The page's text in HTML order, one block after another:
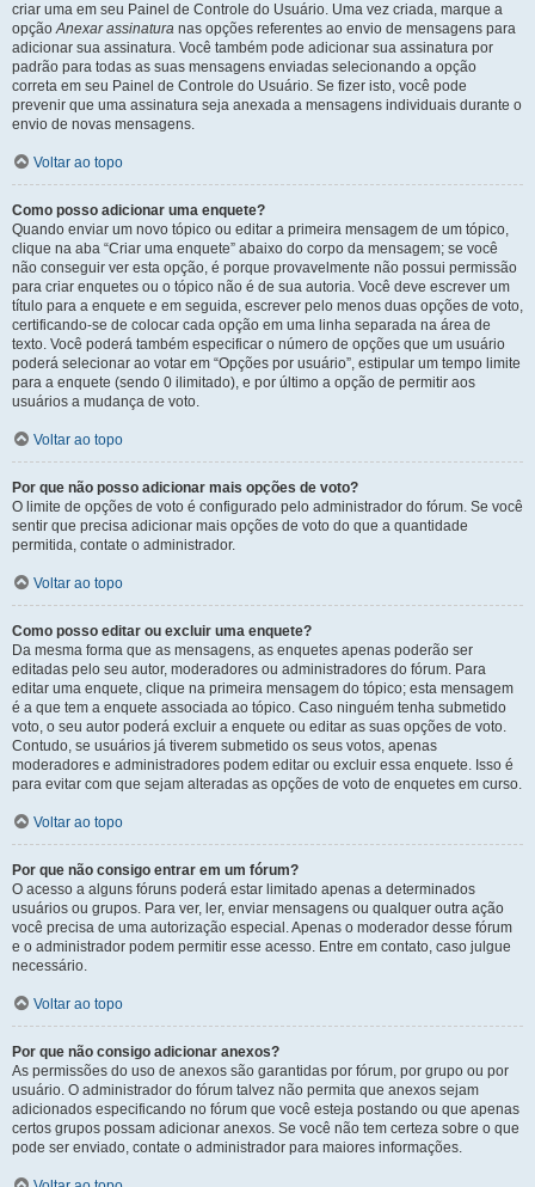
criar uma em seu Painel de Controle do Usuário. Uma vez criada, marque a
opçãoAnexar assinatura nas opções referentes ao envio de mensagens para
adicionar sua assinatura. Você também pode adicionar sua assinatura por
padrão para todas as suas mensagens enviadas selecionando a opção
correta em seu Painel de Controle do Usuário. Se fizer isto, você pode
prevenir que uma assinatura seja anexada a mensagens individuais durante o
envio de novas mensagens.
Voltar ao topo
Como posso adicionar uma enquete?
Quando enviar um novo tópico ou editar a primeira mensagem de um tópico,
clique na aba “Criar uma enquete” abaixo do corpo da mensagem; se você
não conseguir ver esta opção, é porque provavelmente não possui permissão
para criar enquetes ou o tópico não é de sua autoria. Você deve escrever um
título para a enquete e em seguida, escrever pelo menos duas opções de voto,
certificando-se de colocar cada opção em uma linha separada na área de
texto. Você poderá também especificar o número de opções que um usuário
poderá selecionar ao votar em “Opções por usuário”, estipular um tempo limite
para a enquete (sendo 0 ilimitado), e por último a opção de permitir aos
usuários a mudança de voto.
Voltar ao topo
Por que não posso adicionar mais opções de voto?
O limite de opções de voto é configurado pelo administrador do fórum. Se você
sentir que precisa adicionar mais opções de voto do que a quantidade
permitida, contate o administrador.
Voltar ao topo
Como posso editar ou excluir uma enquete?
Da mesma forma que as mensagens, as enquetes apenas poderão ser
editadas pelo seu autor, moderadores ou administradores do fórum. Para
editar uma enquete, clique na primeira mensagem do tópico; esta mensagem
é a que tem a enquete associada ao tópico. Caso ninguém tenha submetido
voto, o seu autor poderá excluir a enquete ou editar as suas opções de voto.
Contudo, se usuários já tiverem submetido os seus votos, apenas
moderadores e administradores podem editar ou excluir essa enquete. Isso é
para evitar com que sejam alteradas as opções de voto de enquetes em curso.
Voltar ao topo
Por que não consigo entrar em um fórum?
O acesso a alguns fóruns poderá estar limitado apenas a determinados
usuários ou grupos. Para ver, ler, enviar mensagens ou qualquer outra ação
você precisa de uma autorização especial. Apenas o moderador desse fórum
e o administrador podem permitir esse acesso. Entre em contato, caso julgue
necessário.
Voltar ao topo
Por que não consigo adicionar anexos?
As permissões do uso de anexos são garantidas por fórum, por grupo ou por
usuário. O administrador do fórum talvez não permita que anexos sejam
adicionados especificando no fórum que você esteja postando ou que apenas
certos grupos possam adicionar anexos. Se você não tem certeza sobre o que
pode ser enviado, contate o administrador para maiores informações.